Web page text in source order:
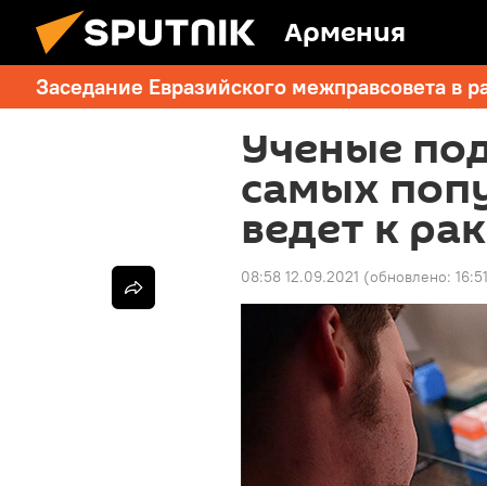
Армения
Заседание Евразийского межправсовета в
Ученые
самых
ведет к
08:58 12.09.2021 (обновлено: